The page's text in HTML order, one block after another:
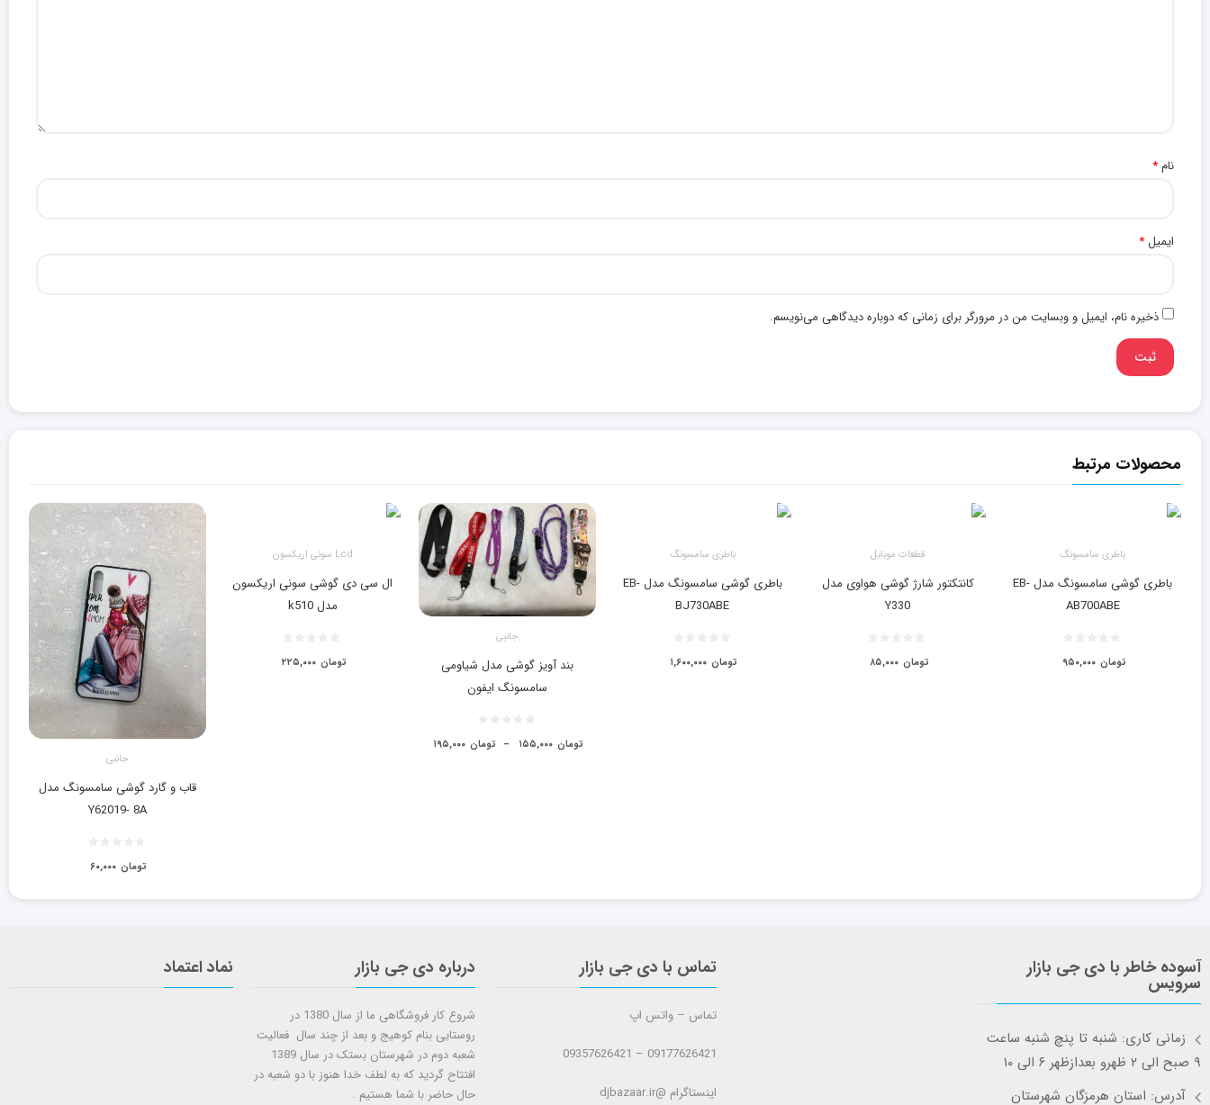
نام*
ایمیل*
ذخیره نام، ایمیل و وبسایت من در مرورگر برای زمانی که دوباره دیدگاهی می‌نویسم.
محصولات مرتبط
باطری سامسونگ
باطری گوشی سامسونگ مدل EB-
AB700ABE
۹۵۰,۰۰۰ تومان
قطعات موبایل
کانتکتور شارژ گوشی هواوی مدل
Y330
۸۵,۰۰۰ تومان
باطری سامسونگ
باطری گوشی سامسونگ مدل EB-
BJ730ABE
۱,۶۰۰,۰۰۰ تومان
جانبی
بند آویز گوشی مدل شیاومی
سامسونگ ایفون
۱۹۵,۰۰۰ تومان – ۱۵۵,۰۰۰ تومان
Lcd سونی اریکسون
ال سی دی گوشی سونی اریکسون
مدل k510
۲۲۵,۰۰۰ تومان
جانبی
قاب و گارد گوشی سامسونگ مدل
Y62019- 8A
۶۰,۰۰۰ تومان
آسوده خاطر با دی جی بازار
سرویس
زمانی کاری: شنبه تا پنچ شنبه ساعت
۹ صبح الی ۲ ظهرو بعدازظهر ۶ الی ۱۰
آدرس: استان هرمزگان شهرستان
تماس با دی جی بازار
تماس – واتس اپ
09177626421 – 09357626421
اینستاگرام @djbazaar.ir
درباره دی جی بازار
شروع کار فروشگاهی ما از سال 1380 در
روستایی بنام کوهیج و بعد از چند سال فعالیت
شعبه دوم در شهرستان بستک در سال 1389
افتتاح گردید که به لطف خدا هنوز با دو شعبه در
حال حاضر با شما هستيم .
نماد اعتماد